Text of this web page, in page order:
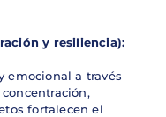
y resiliencia):
emocional a través
fortalecen el